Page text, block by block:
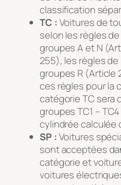
classification
TC :Voitures de
selon les règles de
groupes A et N
255), les règles de
groupes R (Article
ces règles pour la
catégorie TC sera
groupes TC1 –
cylindrée calculée
SP :Voitures
sont acceptées
catégorie et
voitures